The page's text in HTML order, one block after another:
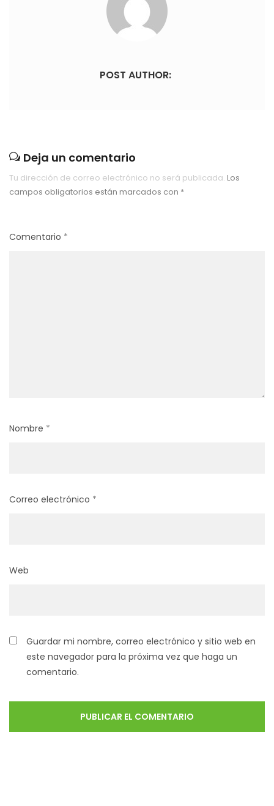
POST AUTHOR:
Deja un comentario
Tu dirección de correo electrónico no será publicada. Los
campos obligatorios están marcados con *
Comentario *
Nombre *
Correo electrónico *
Web
Guardar mi nombre, correo electrónico y sitio web en
este navegador para la próxima vez que haga un
comentario.